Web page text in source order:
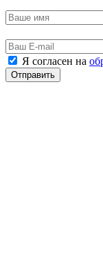
Я согласен на